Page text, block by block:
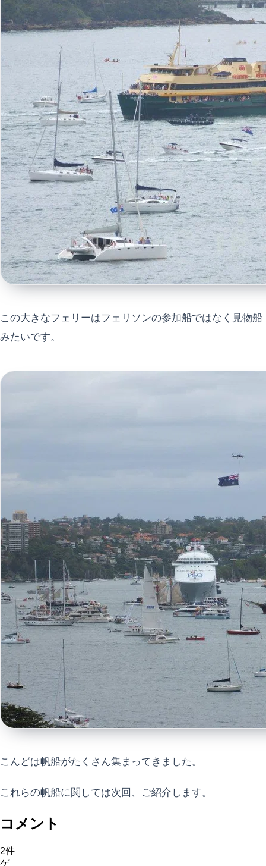
この大きなフェリーはフェリソンの参加船ではなく見物船
みたいです。
こんどは帆船がたくさん集まってきました。
これらの帆船に関しては次回、ご紹介します。
コメント
2件
ゲ